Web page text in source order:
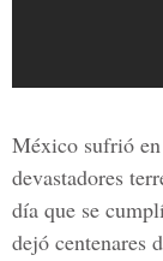
México sufrió en
devastadores
día que se
dejó centenares